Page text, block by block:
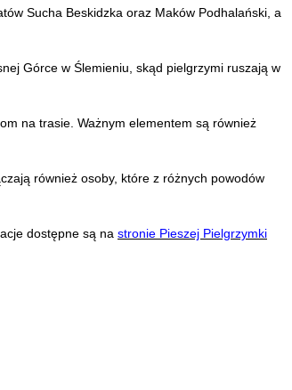
Sucha Beskidzka oraz Maków Podhalański, a
Górce w Ślemieniu, skąd pielgrzymi ruszają w
na trasie. Ważnym elementem są również
również osoby, które z różnych powodów
dostępne są na stronie Pieszej Pielgrzymki